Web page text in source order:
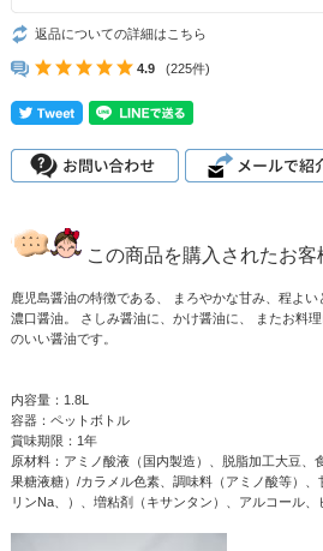
返品についての詳細はこちら
4.9 (225件)
この商品を購入されたお客
鹿児島醤油の特徴である、 まろやかな甘み、程よ
濃口醤油。 さしみ醤油に、かけ醤油に、 またお料
のいい醤油です。
内容量：1.8L
容器：ペットボトル
賞味期限：1年
原材料：アミノ酸液（国内製造）、脱脂加工大豆、
果糖液糖）/カラメル色素、調味料（アミノ酸等）
リンNa、）、増粘剤（キサンタン）、アルコール、